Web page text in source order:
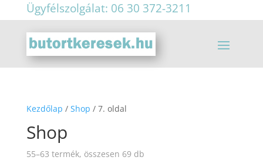
Ügyfélszolgálat: 06 30 372-3211
Kezdőlap / Shop / 7. oldal
Shop
55–63 termék, összesen 69 db